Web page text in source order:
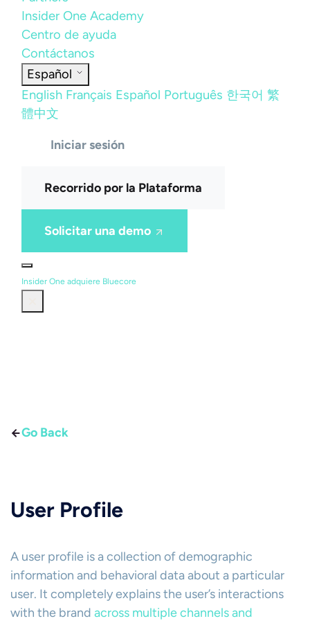
Insider One Academy
Centro de ayuda
Contáctanos
Español
English Français Español Português 한국어 繁
體中文
Iniciar sesión
Recorrido por la Plataforma
Solicitar una demo
Insider One adquiere Bluecore
Go Back
User Profile
A user profile is a collection of demographic
information and behavioral data about a particular
user. It completely explains the user’s interactions
with the brand across multiple channels and